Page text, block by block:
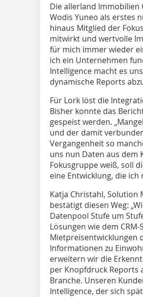
Die allerland Immobilien
Wodis Yuneo als erstes
hinaus Mitglied der
mitwirkt und wertvolle
für mich immer wieder
ich ein Unternehmen
Intelligence macht es
dynamische Reports
Für Lork löst die
Bisher konnte das
gespeist werden.
und der damit
Vergangenheit so
uns nun Daten aus dem
Fokusgruppe weiß, soll
eine Entwicklung, die
Katja Christahl, Solution
bestätigt diesen Weg:
Datenpool Stufe um
Lösungen wie dem
Mietpreisentwicklungen
Informationen zu
erweitern wir die
per Knopfdruck Reports
Branche. Unseren
Intelligence, der sich